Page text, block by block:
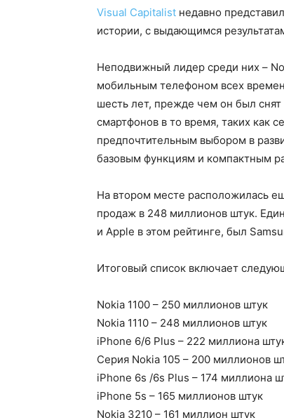
Visual Capitalist недавно
истории, с выдающимся
Неподвижный лидер среди них –
мобильным телефоном всех
шесть лет, прежде чем он был снят
смартфонов в то время, таких как
предпочтительным выбором в
базовым функциям и компактным
На втором месте расположилась
продаж в 248 миллионов штук.
и Apple в этом рейтинге, был
Итоговый список включает
Nokia 1100 – 250 миллионов штук
Nokia 1110 – 248 миллионов штук
iPhone 6/6 Plus – 222 миллиона
Серия Nokia 105 – 200 миллионов
iPhone 6s /6s Plus – 174 миллиона
iPhone 5s – 165 миллионов штук
Nokia 3210 – 161 миллион штук